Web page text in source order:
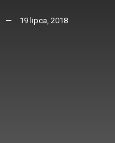
19 lipca, 2018